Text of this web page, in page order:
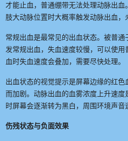
才能止血，普通绷带无法处理动脉出
肢大动脉位置时大概率触发动脉出血，
常规出血是最常见的出血状态。被普
发常规出血，失血速度较慢，可以使
血时失血速度会叠加，需要尽快处理。
出血状态的视觉提示是屏幕边缘的红
而加剧。动脉出血的血雾浓度上升速
时屏幕会逐渐转为黑白，周围环境声音
伤残状态与负面效果